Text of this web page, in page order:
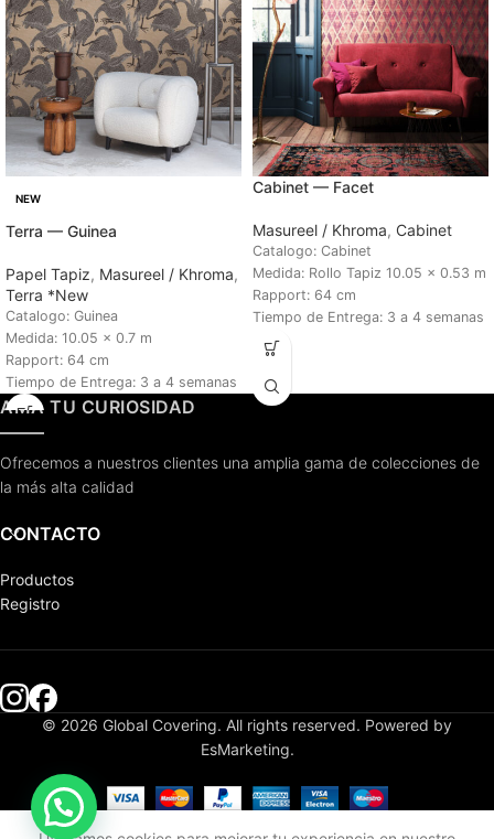
NEW
Terra — Guinea
Papel Tapiz, Masureel / Khroma,
Terra *New
Catalogo: Guinea
Medida: 10.05 x 0.7 m
Rapport: 64 cm
Tiempo de Entrega: 3 a 4 semanas
Cabinet — Facet
Masureel / Khroma, Cabinet
Catalogo: Cabinet
Medida: Rollo Tapiz 10.05 x 0.53 m
Rapport: 64 cm
Tiempo de Entrega: 3 a 4 semanas
AMA TU CURIOSIDAD
Ofrecemos a nuestros clientes una amplia gama de colecciones de
la más alta calidad
CONTACTO
Productos
Registro
© 2026 Global Covering. All rights reserved. Powered by
EsMarketing.